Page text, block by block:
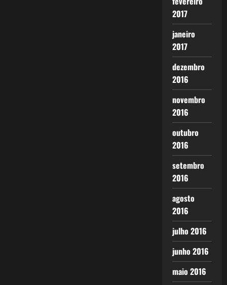
2017
janeiro
2017
dezembro
2016
novembro
2016
outubro
2016
setembro
2016
agosto
2016
julho 2016
junho 2016
maio 2016